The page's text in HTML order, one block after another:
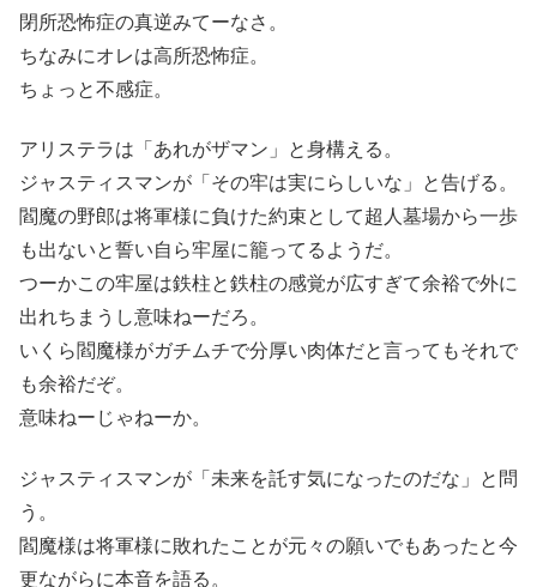
閉所恐怖症の真逆みてーなさ。
ちなみにオレは高所恐怖症。
ちょっと不感症。
アリステラは「あれがザマン」と身構える。
ジャスティスマンが「その牢は実にらしいな」と告げる。
閻魔の野郎は将軍様に負けた約束として超人墓場から一歩
も出ないと誓い自ら牢屋に籠ってるようだ。
つーかこの牢屋は鉄柱と鉄柱の感覚が広すぎて余裕で外に
出れちまうし意味ねーだろ。
いくら閻魔様がガチムチで分厚い肉体だと言ってもそれで
も余裕だぞ。
意味ねーじゃねーか。
ジャスティスマンが「未来を託す気になったのだな」と問
う。
閻魔様は将軍様に敗れたことが元々の願いでもあったと今
更ながらに本音を語る。